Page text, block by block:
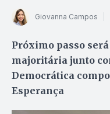
Giovanna Campos
Próximo passo
majoritária junto
Democrática
Esperança